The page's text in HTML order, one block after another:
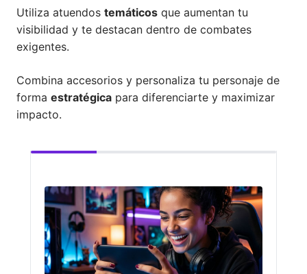
Utiliza atuendos temáticos que aumentan tu
visibilidad y te destacan dentro de combates
exigentes.
Combina accesorios y personaliza tu personaje de
forma estratégica para diferenciarte y maximizar
impacto.